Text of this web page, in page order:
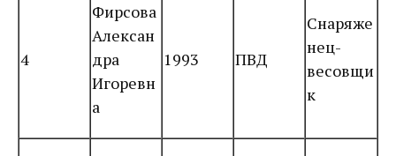
4
Фирсова
Алексан
дра
Игоревн
а
1993 ПВД
Снаряже
нец-
весовщи
к